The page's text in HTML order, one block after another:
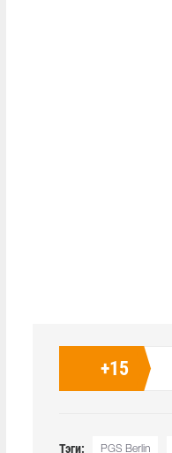
+15
Тэги: PGS Berlin